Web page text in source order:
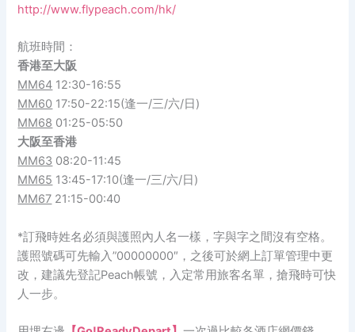
http://www.flypeach.com/hk/
航班時間：
香港至大阪
MM64 12:30-16:55
MM60 17:50-22:15(逢一/三/六/日)
MM68 01:25-05:50
大阪至香港
MM63 08:20-11:45
MM65 13:45-17:10(逢一/三/六/日)
MM67 21:15-00:40
*訂飛時姓名必須與護照內人名一樣，字與字之間沒有空格。
護照號碼可先輸入”00000000″，之後可於網上訂單管理中更
改，建議先登記Peach帳號，入定常用旅客名單，搶飛時可快
人一步。